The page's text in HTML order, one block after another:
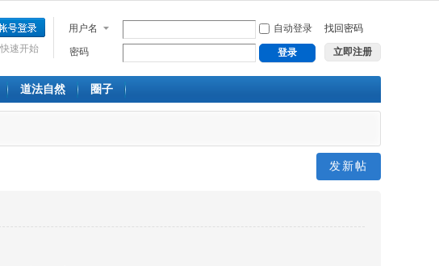
用户名 自动登录 找回密码
密码 登录 立即注册
速开始
道法自然 圈子
发新帖